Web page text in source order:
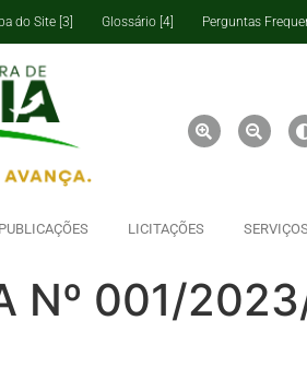
do Site [3] Glossário [4] Perguntas
PUBLICAÇÕES LICITAÇÕES SERVIÇOS
Nº 001/